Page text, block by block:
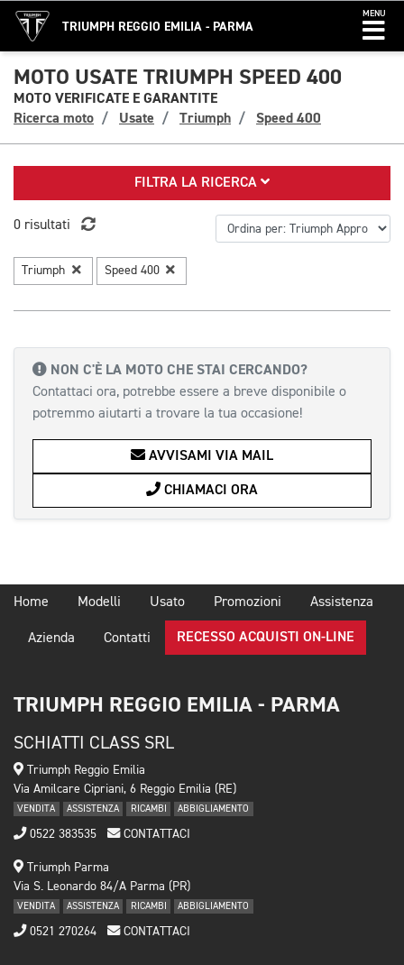
TRIUMPH REGGIO EMILIA - PARMA
MENU
MOTO USATE TRIUMPH SPEED 400
MOTO VERIFICATE E GARANTITE
Ricerca moto
Usate Triumph Speed 400
FILTRA LA RICERCA
0 risultati
Triumph Speed 400
NON C'È LA MOTO CHE STAI CERCANDO?
Contattaci ora, potrebbe essere a breve disponibile o
potremmo aiutarti a trovare la tua occasione!
AVVISAMI VIA MAIL
CHIAMACI ORA
Home Modelli Usato Promozioni Assistenza
Azienda Contatti RECESSO ACQUISTI ON-LINE
TRIUMPH REGGIO EMILIA - PARMA
SCHIATTI CLASS SRL
Triumph Reggio Emilia
Via Amilcare Cipriani, 6 Reggio Emilia (RE)
VENDITA ASSISTENZA RICAMBI ABBIGLIAMENTO
0522 383535 CONTATTACI
Triumph Parma
Via S. Leonardo 84/A Parma (PR)
VENDITA ASSISTENZA RICAMBI ABBIGLIAMENTO
0521 270264 CONTATTACI